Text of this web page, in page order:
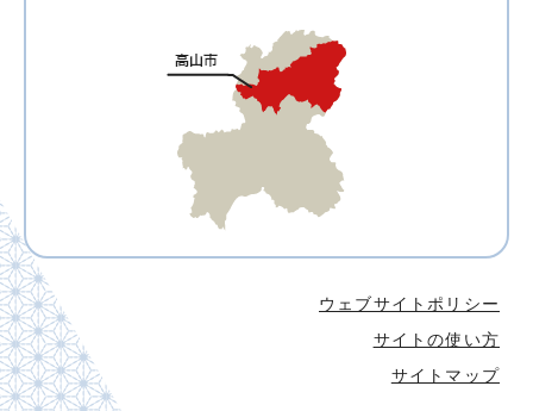
ウェブサイトポリシー
サイトの使い方
サイトマップ